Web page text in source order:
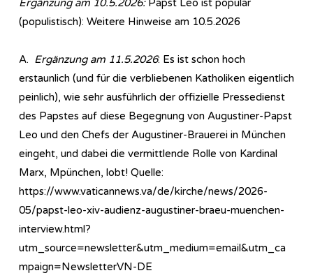
Ergänzung am 10.5.2026: Papst Leo ist populär
(populistisch): Weitere Hinweise am 10.5.2026
A. Ergänzung am 11.5.2026: Es ist schon hoch
erstaunlich (und für die verbliebenen Katholiken eigentlich
peinlich), wie sehr ausführlich der offizielle Pressedienst
des Papstes auf diese Begegnung von Augustiner-Papst
Leo und den Chefs der Augustiner-Brauerei in München
eingeht, und dabei die vermittlende Rolle von Kardinal
Marx, Mpünchen, lobt! Quelle:
https://www.vaticannews.va/de/kirche/news/2026-
05/papst-leo-xiv-audienz-augustiner-braeu-muenchen-
interview.html?
utm_source=newsletter&utm_medium=email&utm_ca
mpaign=NewsletterVN-DE